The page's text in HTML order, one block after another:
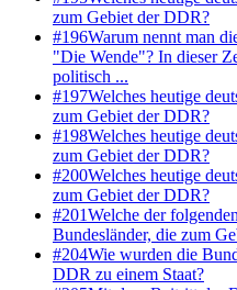
zum Gebiet der DDR?
#196Warum nennt man
"Die Wende"? In dieser
politisch ...
#197Welches heutige
zum Gebiet der DDR?
#198Welches heutige
zum Gebiet der DDR?
#200Welches heutige
zum Gebiet der DDR?
#201Welche der
Bundesländer, die zum
#204Wie wurden die
DDR zu einem Staat?